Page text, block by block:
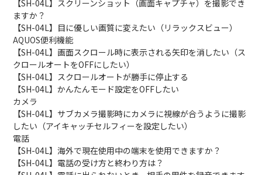
【SH-04L】スクリーンショット（画面キャプチャ）を撮影でき
ますか？
【SH-04L】目に優しい画質に変えたい（リラックスビュー）
AQUOS便利機能
【SH-04L】画面スクロール時に表示される矢印を消したい（ス
クロールオートをOFFにしたい）
【SH-04L】スクロールオートが勝手に停止する
【SH-04L】かんたんモード設定をOFFしたい
カメラ
【SH-04L】サブカメラ撮影時にカメラに視線が合うように撮影
したい（アイキャッチセルフィーを設定したい）
電話
【SH-04L】海外で現在使用中の端末を使用できますか？
【SH-04L】電話の受け方と終わり方は？